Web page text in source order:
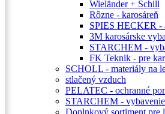
Wieländer + Schill
Rôzne - karosáreň
SPIES HECKER -
3M karosárske
STARCHEM -
FK Teknik - pre
SCHOLL - materiály na
stlačený vzduch
PELATEC - ochranné
STARCHEM -
Doplnkový sortiment pre